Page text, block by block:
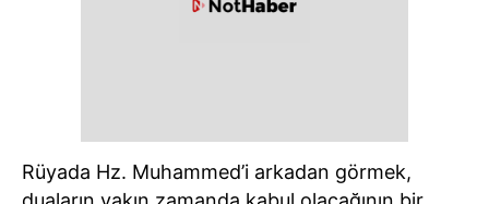
Rüyada Hz. Muhammed’i arkadan görmek,